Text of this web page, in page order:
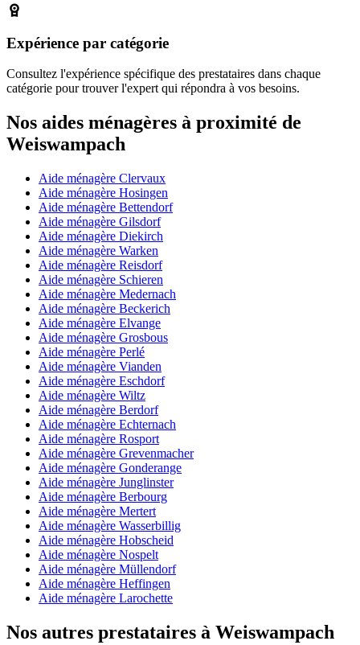
Expérience par catégorie
Consultez l'expérience spécifique des prestataires dans chaque
catégorie pour trouver l'expert qui répondra à vos besoins.
Nos aides ménagères à proximité de
Weiswampach
Aide ménagère Clervaux
Aide ménagère Hosingen
Aide ménagère Bettendorf
Aide ménagère Gilsdorf
Aide ménagère Diekirch
Aide ménagère Warken
Aide ménagère Reisdorf
Aide ménagère Schieren
Aide ménagère Medernach
Aide ménagère Beckerich
Aide ménagère Elvange
Aide ménagère Grosbous
Aide ménagère Perlé
Aide ménagère Vianden
Aide ménagère Eschdorf
Aide ménagère Wiltz
Aide ménagère Berdorf
Aide ménagère Echternach
Aide ménagère Rosport
Aide ménagère Grevenmacher
Aide ménagère Gonderange
Aide ménagère Junglinster
Aide ménagère Berbourg
Aide ménagère Mertert
Aide ménagère Wasserbillig
Aide ménagère Hobscheid
Aide ménagère Nospelt
Aide ménagère Müllendorf
Aide ménagère Heffingen
Aide ménagère Larochette
Nos autres prestataires à Weiswampach